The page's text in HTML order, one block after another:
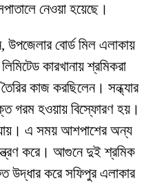
নেওয়া হয়েছে।
উপজেলার বোর্ড মিল এলাকায়
কারখানায় শ্রমিকরা
কাজ করছিলেন। সন্ধ্যার
গরম হওয়ায় বিস্ফোরণ হয়।
এ সময় আশপাশের অন্য
করে। আগুনে দুই শ্রমিক
উদ্ধার করে সফিপুর এলাকার